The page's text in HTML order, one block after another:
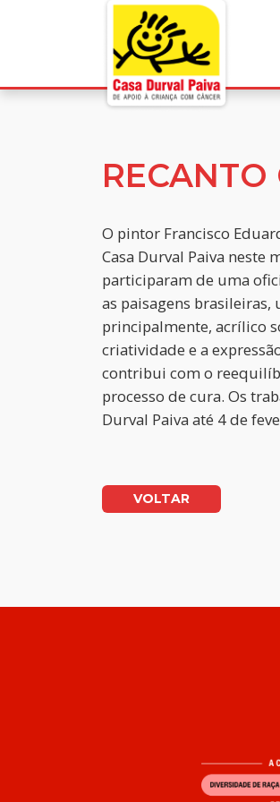
RECANTO
O pintor Francisco
Casa Durval Paiva neste
participaram de uma
as paisagens
principalmente, acrílico
criatividade e a
contribui com o
processo de cura. Os
Durval Paiva até 4 de
VOLTAR